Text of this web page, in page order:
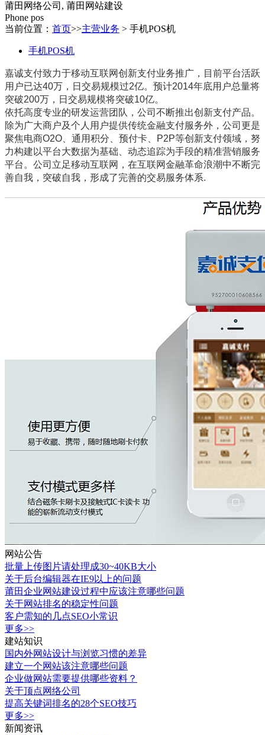
莆田网络公司, 莆田网站建设
Phone pos
当前位置： 首页>>主营业务 > 手机POS机
手机POS机
嘉诚支付致力于移动互联网创新支付业务推广，目前平台活跃
用户已达40万，日交易规模过2亿。预计2014年底用户总量将
突破200万，日交易规模将突破10亿。
依托高度专业的研发运营团队，公司不断推出创新支付产品。
除为广大商户及个人用户提供传统金融支付服务外，公司更是
聚焦电商O2O、通用积分、预付卡、P2P等创新支付领域，努
力构建以平台大数据为基础、动态追踪为手段的精准营销服务
平台。公司立足移动互联网，在互联网金融革命浪潮中不断完
善自我，突破自我，形成了完善的交易服务体系.
网站公告
批量上传图片请处理成30~40KB大小
关于后台编辑器在IE9以上的问题
莆田企业网站建设过程中应该注意哪些问题
关于网站排名的稳定性问题
客户需知的几点SEO小常识
更多>>
建站知识
国内外网站设计与浏览习惯的差异
建立一个网站该注意哪些问题
企业做网站需要提供哪些资料？
关于顶点网络公司
提高关键词排名的28个SEO技巧
更多>>
新闻资讯